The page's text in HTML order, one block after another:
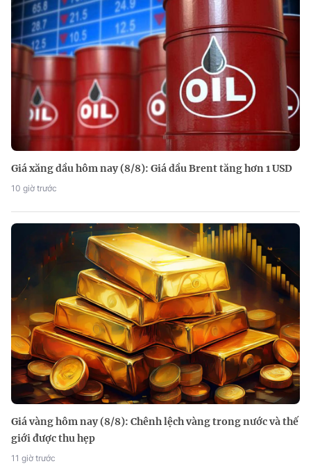
Giá xăng dầu hôm nay (8/8): Giá dầu Brent tăng hơn 1 USD
10 giờ trước
Giá vàng hôm nay (8/8): Chênh lệch vàng trong nước và thế
giới được thu hẹp
11 giờ trước